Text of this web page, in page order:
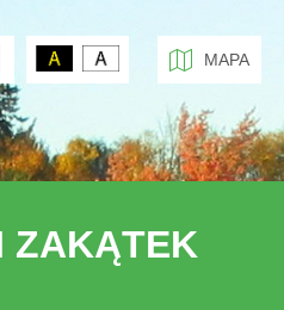
MAPA
ZAKĄTEK